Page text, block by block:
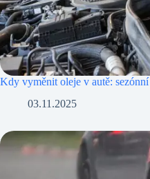
Kdy vyměnit oleje v autě:
03.11.2025